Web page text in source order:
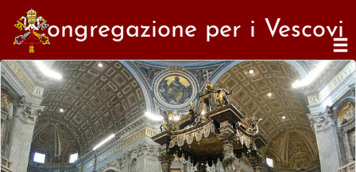
Congregazione per i Vescovi